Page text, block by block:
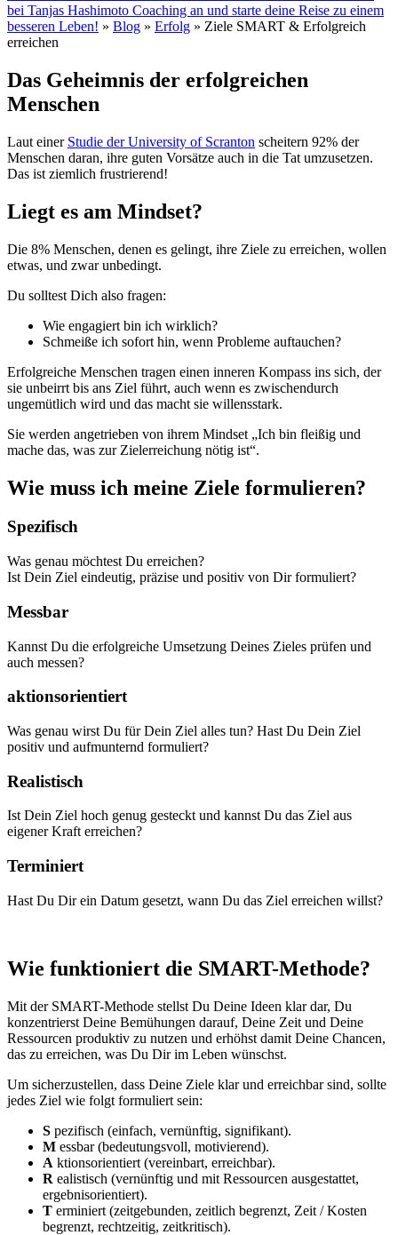
bei Tanjas Hashimoto Coaching an und starte deine Reise zu einem
besseren Leben! » Blog » Erfolg » Ziele SMART & Erfolgreich
erreichen
Das Geheimnis der erfolgreichen
Menschen
Laut einer Studie der University of Scranton scheitern 92% der
Menschen daran, ihre guten Vorsätze auch in die Tat umzusetzen.
Das ist ziemlich frustrierend!
Liegt es am Mindset?
Die 8% Menschen, denen es gelingt, ihre Ziele zu erreichen, wollen
etwas, und zwar unbedingt.
Du solltest Dich also fragen:
Wie engagiert bin ich wirklich?
Schmeiße ich sofort hin, wenn Probleme auftauchen?
Erfolgreiche Menschen tragen einen inneren Kompass ins sich, der
sie unbeirrt bis ans Ziel führt, auch wenn es zwischendurch
ungemütlich wird und das macht sie willensstark.
Sie werden angetrieben von ihrem Mindset „Ich bin fleißig und
mache das, was zur Zielerreichung nötig ist“.
Wie muss ich meine Ziele formulieren?
Spezifisch
Was genau möchtest Du erreichen?
Ist Dein Ziel eindeutig, präzise und positiv von Dir formuliert?
Messbar
Kannst Du die erfolgreiche Umsetzung Deines Zieles prüfen und
auch messen?
aktionsorientiert
Was genau wirst Du für Dein Ziel alles tun? Hast Du Dein Ziel
positiv und aufmunternd formuliert?
Realistisch
Ist Dein Ziel hoch genug gesteckt und kannst Du das Ziel aus
eigener Kraft erreichen?
Terminiert
Hast Du Dir ein Datum gesetzt, wann Du das Ziel erreichen willst?
Wie funktioniert die SMART-Methode?
Mit der SMART-Methode stellst Du Deine Ideen klar dar, Du
konzentrierst Deine Bemühungen darauf, Deine Zeit und Deine
Ressourcen produktiv zu nutzen und erhöhst damit Deine Chancen,
das zu erreichen, was Du Dir im Leben wünschst.
Um sicherzustellen, dass Deine Ziele klar und erreichbar sind, sollte
jedes Ziel wie folgt formuliert sein:
S pezifisch (einfach, vernünftig, signifikant).
M essbar (bedeutungsvoll, motivierend).
A ktionsorientiert (vereinbart, erreichbar).
R ealistisch (vernünftig und mit Ressourcen ausgestattet,
ergebnisorientiert).
T erminiert (zeitgebunden, zeitlich begrenzt, Zeit / Kosten
begrenzt, rechtzeitig, zeitkritisch).